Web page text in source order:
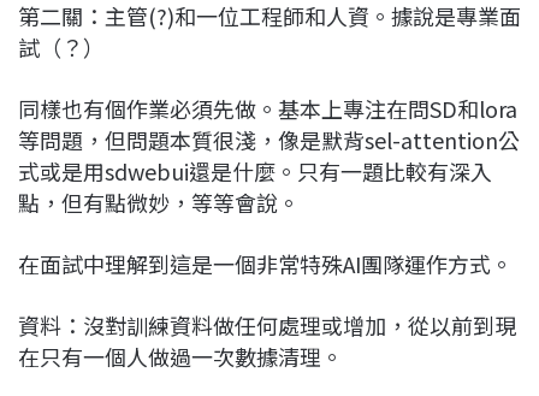
第二關：主管(?)和一位工程師和人資。據說是專業面
試（？）
同樣也有個作業必須先做。基本上專注在問SD和lora
等問題，但問題本質很淺，像是默背sel-attention公
式或是用sdwebui還是什麼。只有一題比較有深入
點，但有點微妙，等等會說。
在面試中理解到這是一個非常特殊AI團隊運作方式。
資料：沒對訓練資料做任何處理或增加，從以前到現
在只有一個人做過一次數據清理。